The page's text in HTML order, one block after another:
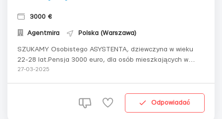
3000 €
Agentmira Polska (Warszawa)
SZUKAMY Osobistego ASYSTENTA, dziewczyna w wieku
22-28 lat.Pensja 3000 euro, dla osób mieszkających w
Warszawie.Dla młodej ukraińskiej publicznej rodziny 2
samochodu- język angielski B2- przyje...
27-03-2025
Odpowiadać